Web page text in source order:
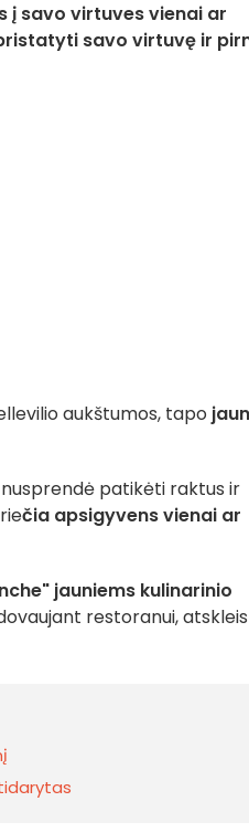
į savo virtuves vienai ar
savo virtuvę ir
aukštumos, tapo
patikėti raktus ir
čia apsigyvens vienai ar
jauniems kulinarinio
restoranui,